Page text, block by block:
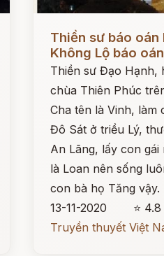
Đọc ngay
Thiền sư báo oán
Không Lộ báo oán
Thiền sư Đạo Hạnh,
chùa Thiên Phúc
Cha tên là Vinh, làm
Đô Sát ở triều Lý,
An Lãng, lấy con
là Loan nên sống
con bà họ Tăng vậy.
13-11-2020
⭐ 4.8
Truyền thuyết Việt